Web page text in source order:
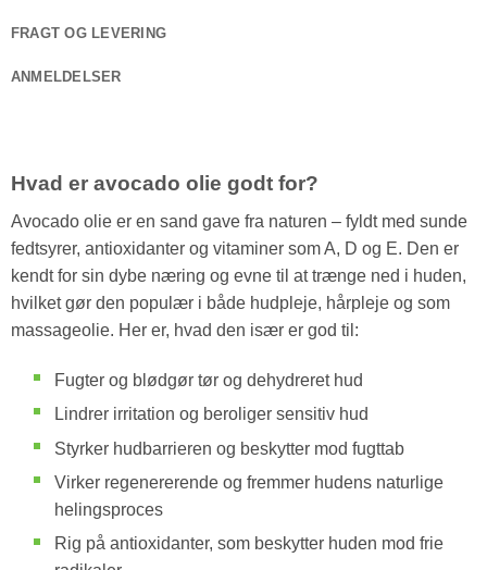
FRAGT OG LEVERING
ANMELDELSER
Hvad er avocado olie godt for?
Avocado olie er en sand gave fra naturen – fyldt med sunde
fedtsyrer, antioxidanter og vitaminer som A, D og E. Den er
kendt for sin dybe næring og evne til at trænge ned i huden,
hvilket gør den populær i både hudpleje, hårpleje og som
massageolie. Her er, hvad den især er god til:
Fugter og blødgør tør og dehydreret hud
Lindrer irritation og beroliger sensitiv hud
Styrker hudbarrieren og beskytter mod fugttab
Virker regenererende og fremmer hudens naturlige
helingsproces
Rig på antioxidanter, som beskytter huden mod frie